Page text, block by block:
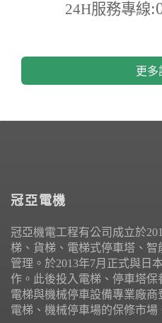
24H服務專線
更多
冠亞電機
冠亞機電工程有公司成立於
梯、貨梯、電梯式停車塔、
管理。於2013年7月正式與日
作。此後投入電梯、停車塔
電梯與機械停車設備專業廠
電梯、機械停車場的保修市場